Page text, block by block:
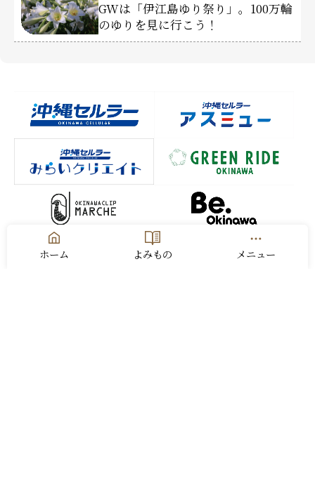
GWは「伊江島ゆり祭り」。100万輪
のゆりを見に行こう！
ホーム よみもの メニュー